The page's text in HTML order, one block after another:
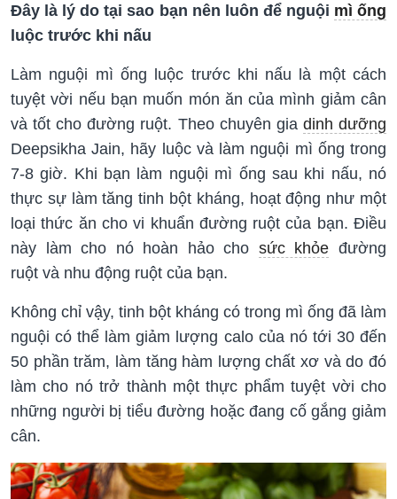
Đây là lý do tại sao bạn nên luôn để nguội mì ống
luộc trước khi nấu
Làm nguội mì ống luộc trước khi nấu là một cách
tuyệt vời nếu bạn muốn món ăn của mình giảm cân
và tốt cho đường ruột. Theo chuyên gia dinh dưỡng
Deepsikha Jain, hãy luộc và làm nguội mì ống trong
7-8 giờ. Khi bạn làm nguội mì ống sau khi nấu, nó
thực sự làm tăng tinh bột kháng, hoạt động như một
loại thức ăn cho vi khuẩn đường ruột của bạn. Điều
này làm cho nó hoàn hảo cho sức khỏe đường
ruột và nhu động ruột của bạn.
Không chỉ vậy, tinh bột kháng có trong mì ống đã làm
nguội có thể làm giảm lượng calo của nó tới 30 đến
50 phần trăm, làm tăng hàm lượng chất xơ và do đó
làm cho nó trở thành một thực phẩm tuyệt vời cho
những người bị tiểu đường hoặc đang cố gắng giảm
cân.